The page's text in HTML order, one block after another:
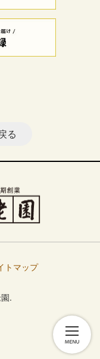
る
トマップ
.